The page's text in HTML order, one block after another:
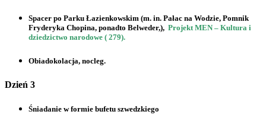
Spacer po Parku Łazienkowskim (m. in. Pałac na Wodzie, Pomnik
Fryderyka Chopina, ponadto Belweder,), Projekt MEN – Kultura i
dziedzictwo narodowe ( 279).
Obiadokolacja, nocleg.
Dzień 3
Śniadanie w formie bufetu szwedzkiego